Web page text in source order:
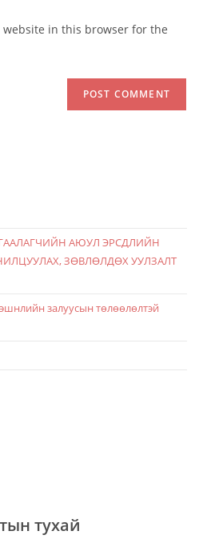
website in this browser for the
АЮУЛ ЭРСДЛИЙН
ЗӨВЛӨЛДӨХ УУЛЗАЛТ
залуусын төлөөлөлтэй
тухай